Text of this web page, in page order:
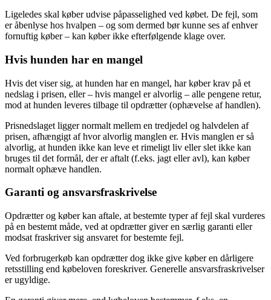
Ligeledes skal køber udvise påpasselighed ved købet. De fejl, som
er åbenlyse hos hvalpen – og som dermed bør kunne ses af enhver
fornuftig køber – kan køber ikke efterfølgende klage over.
Hvis hunden har en mangel
Hvis det viser sig, at hunden har en mangel, har køber krav på et
nedslag i prisen, eller – hvis mangel er alvorlig – alle pengene retur,
mod at hunden leveres tilbage til opdrætter (ophævelse af handlen).
Prisnedslaget ligger normalt mellem en tredjedel og halvdelen af
prisen, afhængigt af hvor alvorlig manglen er. Hvis manglen er så
alvorlig, at hunden ikke kan leve et rimeligt liv eller slet ikke kan
bruges til det formål, der er aftalt (f.eks. jagt eller avl), kan køber
normalt ophæve handlen.
Garanti og ansvarsfraskrivelse
Opdrætter og køber kan aftale, at bestemte typer af fejl skal vurderes
på en bestemt måde, ved at opdrætter giver en særlig garanti eller
modsat fraskriver sig ansvaret for bestemte fejl.
Ved forbrugerkøb kan opdrætter dog ikke give køber en dårligere
retsstilling end købeloven foreskriver. Generelle ansvarsfraskrivelser
er ugyldige.